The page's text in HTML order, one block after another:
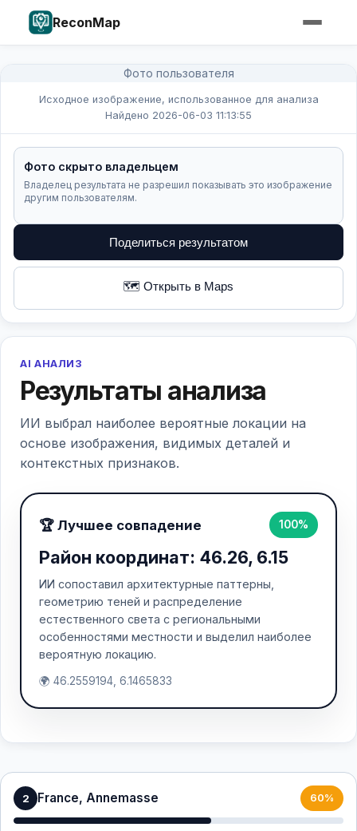
ReconMap
Фото пользователя
Исходное изображение, использованное для анализа
Найдено 2026-06-03 11:13:55
Фото скрыто владельцем
Владелец результата не разрешил показывать это изображение
другим пользователям.
Поделиться результатом
🗺️ Открыть в Maps
AI АНАЛИЗ
Результаты анализа
ИИ выбрал наиболее вероятные локации на
основе изображения, видимых деталей и
контекстных признаков.
🏆 Лучшее совпадение 100%
Район координат: 46.26, 6.15
ИИ сопоставил архитектурные паттерны,
геометрию теней и распределение
естественного света с региональными
особенностями местности и выделил наиболее
вероятную локацию.
🌍 46.2559194, 6.1465833
2 France, Annemasse 60%